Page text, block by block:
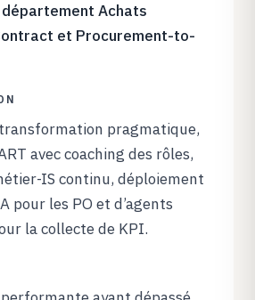
Achats
et Procurement-to-
pragmatique,
avec coaching des rôles,
IS continu, déploiement
pour les PO et d’agents
la collecte de KPI.